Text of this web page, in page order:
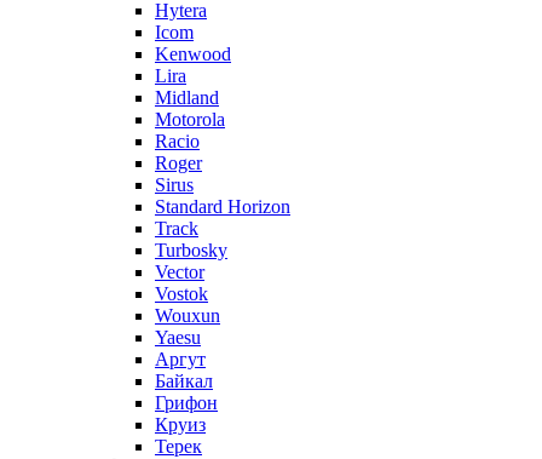
Hytera
Icom
Kenwood
Lira
Midland
Motorola
Racio
Roger
Sirus
Standard Horizon
Track
Turbosky
Vector
Vostok
Wouxun
Yaesu
Аргут
Байкал
Грифон
Круиз
Терек